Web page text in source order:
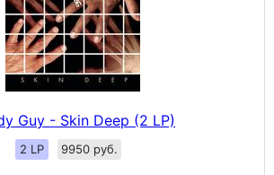
Guy - Skin Deep (2 LP)
2 LP 9950 руб.